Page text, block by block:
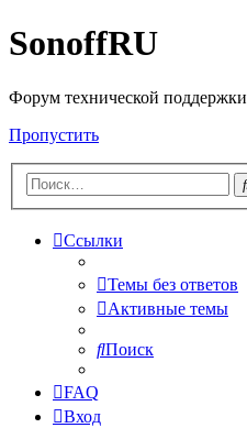
SonoffRU
Форум технической поддержки
Пропустить
Ссылки
Темы без ответов
Активные темы
Поиск
FAQ
Вход